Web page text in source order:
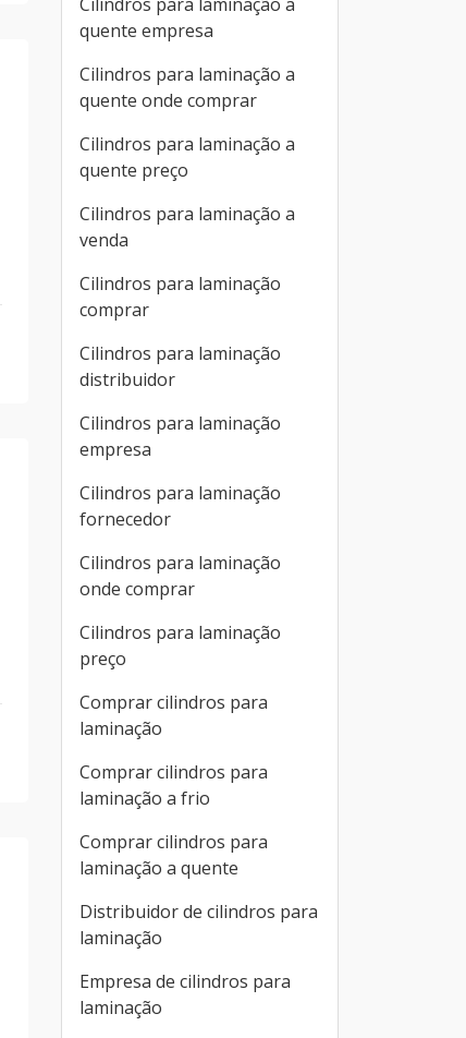
quente empresa
Cilindros para laminação a
quente onde comprar
Cilindros para laminação a
quente preço
Cilindros para laminação a
venda
Cilindros para laminação
comprar
Cilindros para laminação
distribuidor
Cilindros para laminação
empresa
Cilindros para laminação
fornecedor
Cilindros para laminação
onde comprar
Cilindros para laminação
preço
Comprar cilindros para
laminação
Comprar cilindros para
laminação a frio
Comprar cilindros para
laminação a quente
Distribuidor de cilindros para
laminação
Empresa de cilindros para
laminação